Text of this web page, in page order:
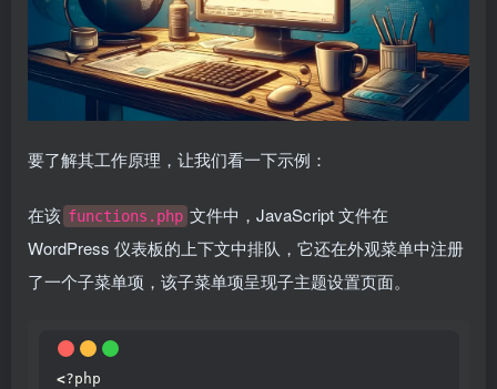
要了解其工作原理，让我们看一下示例：
在该 functions.php 文件中，JavaScript 文件在
WordPress 仪表板的上下文中排队，它还在外观菜单中注册
了一个子菜单项，该子菜单项呈现子主题设置页面。
<?php